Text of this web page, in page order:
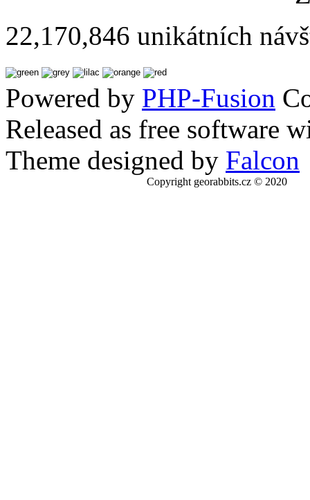
22,170,846 unikátních
Powered by PHP-Fusion
Released as free software
Theme designed by Falcon
Copyright georabbits.cz © 2020